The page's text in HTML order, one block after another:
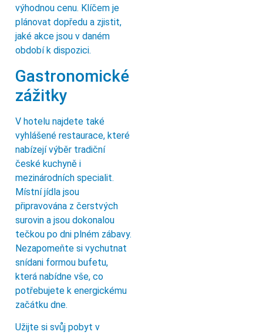
výhodnou cenu. Klíčem je
plánovat dopředu a zjistit,
jaké akce jsou v daném
období k dispozici.
Gastronomické
zážitky
V hotelu najdete také
vyhlášené restaurace, které
nabízejí výběr tradiční
české kuchyně i
mezinárodních specialit.
Místní jídla jsou
připravována z čerstvých
surovin a jsou dokonalou
tečkou po dni plném zábavy.
Nezapomeňte si vychutnat
snídani formou bufetu,
která nabídne vše, co
potřebujete k energickému
začátku dne.
Užijte si svůj pobyt v